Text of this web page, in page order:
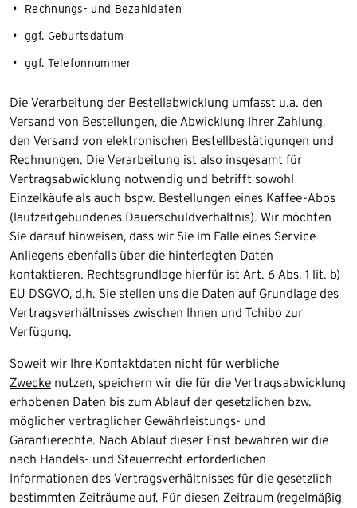
Rechnungs- und Bezahldaten
ggf. Geburtsdatum
ggf. Telefonnummer
Die Verarbeitung der Bestellabwicklung umfasst u.a. den
Versand von Bestellungen, die Abwicklung Ihrer Zahlung,
den Versand von elektronischen Bestellbestätigungen und
Rechnungen. Die Verarbeitung ist also insgesamt für
Vertragsabwicklung notwendig und betrifft sowohl
Einzelkäufe als auch bspw. Bestellungen eines Kaffee-Abos
(laufzeitgebundenes Dauerschuldverhältnis). Wir möchten
Sie darauf hinweisen, dass wir Sie im Falle eines Service
Anliegens ebenfalls über die hinterlegten Daten
kontaktieren. Rechtsgrundlage hierfür ist Art. 6 Abs. 1 lit. b)
EU DSGVO, d.h. Sie stellen uns die Daten auf Grundlage des
Vertragsverhältnisses zwischen Ihnen und Tchibo zur
Verfügung.
Soweit wir Ihre Kontaktdaten nicht für werbliche
Zwecke nutzen, speichern wir die für die Vertragsabwicklung
erhobenen Daten bis zum Ablauf der gesetzlichen bzw.
möglicher vertraglicher Gewährleistungs- und
Garantierechte. Nach Ablauf dieser Frist bewahren wir die
nach Handels- und Steuerrecht erforderlichen
Informationen des Vertragsverhältnisses für die gesetzlich
bestimmten Zeiträume auf. Für diesen Zeitraum (regelmäßig